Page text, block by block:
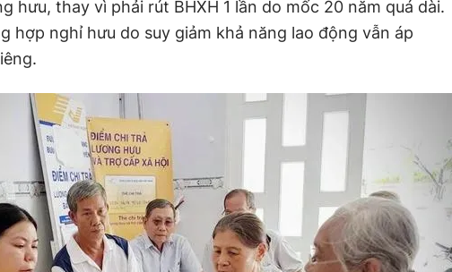
hưu, thay vì phải rút BHXH 1 lần do mốc 20 năm quá dài.
hợp nghỉ hưu do suy giảm khả năng lao động vẫn áp